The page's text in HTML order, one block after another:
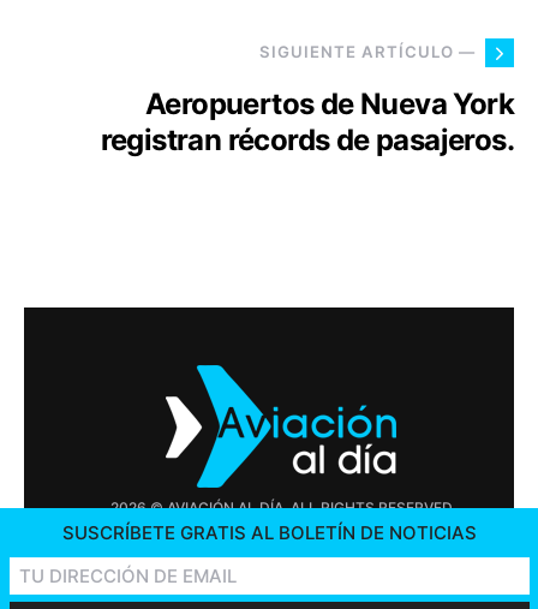
SIGUIENTE ARTÍCULO —
Aeropuertos de Nueva York
registran récords de pasajeros.
2026 © AVIACIÓN AL DÍA. ALL RIGHTS RESERVED
OFERTAS DE TRABAJO
SUSCRÍBETE GRATIS AL BOLETÍN DE NOTICIAS